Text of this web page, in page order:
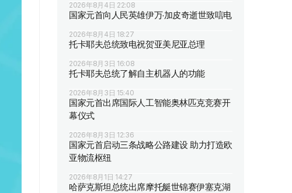
2026年8月4日 22:08
国家元首向人民英雄伊万·加皮奇逝世致唁电
2026年8月4日 18:27
托卡耶夫总统致电祝贺亚美尼亚总理
2026年8月3日 16:08
托卡耶夫总统了解自主机器人的功能
2026年8月3日 15:40
国家元首出席国际人工智能奥林匹克竞赛开
幕仪式
2026年8月3日 12:36
国家元首启动三条战略公路建设 助力打造欧
亚物流枢纽
2026年8月1日 14:27
哈萨克斯坦总统出席摩托艇世锦赛伊塞克湖